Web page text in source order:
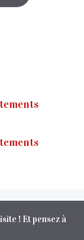
! Et pensez à